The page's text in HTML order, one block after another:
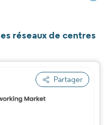
réseaux de centres
Partager